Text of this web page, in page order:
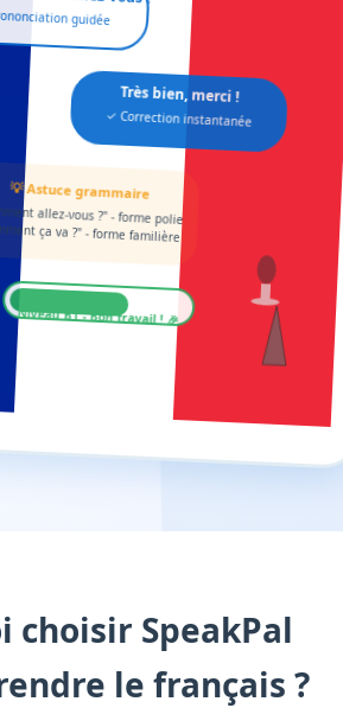
allez-vous ?
guidée
Très bien, merci !
💡 Astuce grammaire
allez-vous ?" - forme polie
ça va ?" - forme familière
Niveau B1 - Bon travail ! 🎉
choisir SpeakPal
le français ?